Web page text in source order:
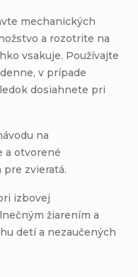
mechanických
a rozotrite na
vsakuje. Používajte
v prípade
dosiahnete pri
na
a otvorené
zvieratá.
izbovej
žiarením a
detí a nezaučených